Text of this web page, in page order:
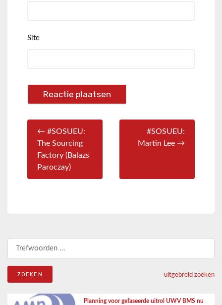
Site
← #SOSUEU:
The Sourcing
Factory (Balazs
Paroczay)
#SOSUEU:
Martin Lee →
Zoeken naar:
uitgebreid zoeken
Planning voor gefaseerde uitrol UWV BMS nu